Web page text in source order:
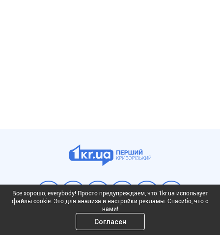
Все хорошо, everybody! Просто предупреждаем, что 1kr.ua использует
файлы cookie. Это для анализа и настройки рекламы. Спасибо, что с
нами!
Согласен